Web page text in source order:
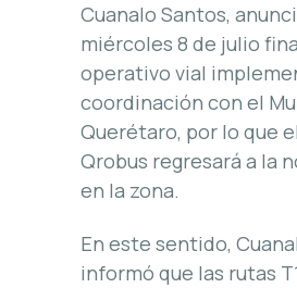
Cuanalo Santos,
miércoles 8 de julio
operativo vial
coordinación con el
Querétaro, por lo que
Qrobus regresará a la
en la zona.
En este sentido,
informó que las rutas